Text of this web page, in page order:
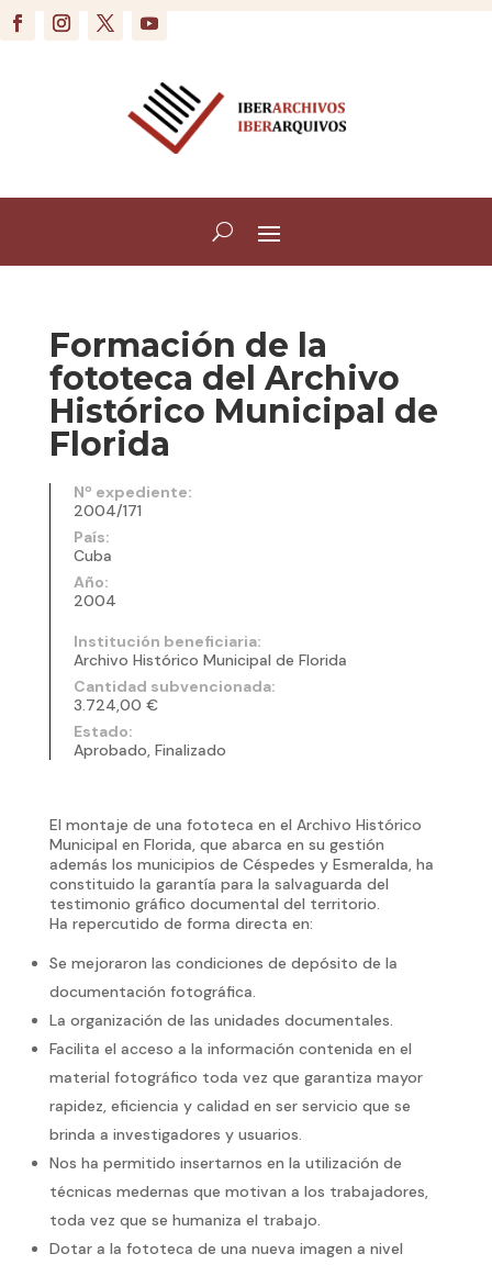
Formación de la
fototeca del Archivo
Histórico Municipal de
Florida
Nº expediente:
2004/171
País:
Cuba
Año:
2004
Institución beneficiaria:
Archivo Histórico Municipal de Florida
Cantidad subvencionada:
3.724,00 €
Estado:
Aprobado, Finalizado
El montaje de una fototeca en el Archivo Histórico
Municipal en Florida, que abarca en su gestión
además los municipios de Céspedes y Esmeralda, ha
constituido la garantía para la salvaguarda del
testimonio gráfico documental del territorio.
Ha repercutido de forma directa en:
Se mejoraron las condiciones de depósito de la
documentación fotográfica.
La organización de las unidades documentales.
Facilita el acceso a la información contenida en el
material fotográfico toda vez que garantiza mayor
rapidez, eficiencia y calidad en ser servicio que se
brinda a investigadores y usuarios.
Nos ha permitido insertarnos en la utilización de
técnicas medernas que motivan a los trabajadores,
toda vez que se humaniza el trabajo.
Dotar a la fototeca de una nueva imagen a nivel